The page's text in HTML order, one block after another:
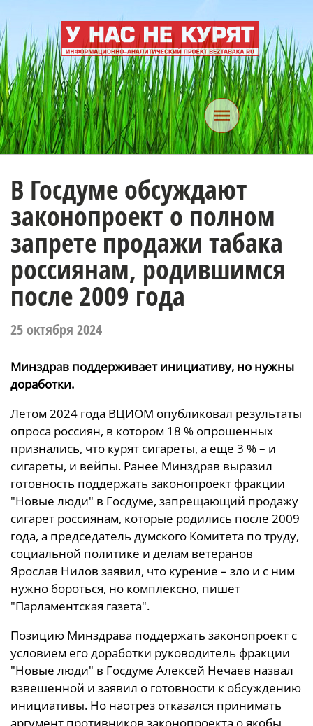
В Госдуме обсуждают
законопроект о полном
запрете продажи табака
россиянам, родившимся
после 2009 года
25 октября 2024
Минздрав поддерживает инициативу, но нужны
доработки.
Летом 2024 года ВЦИОМ опубликовал результаты
опроса россиян, в котором 18 % опрошенных
признались, что курят сигареты, а еще 3 % – и
сигареты, и вейпы. Ранее Минздрав выразил
готовность поддержать законопроект фракции
"Новые люди" в Госдуме, запрещающий продажу
сигарет россиянам, которые родились после 2009
года, а председатель думского Комитета по труду,
социальной политике и делам ветеранов
Ярослав Нилов заявил, что курение – зло и с ним
нужно бороться, но комплексно, пишет
"Парламентская газета".
Позицию Минздрава поддержать законопроект с
условием его доработки руководитель фракции
"Новые люди" в Госдуме Алексей Нечаев назвал
взвешенной и заявил о готовности к обсуждению
инициативы. Но наотрез отказался принимать